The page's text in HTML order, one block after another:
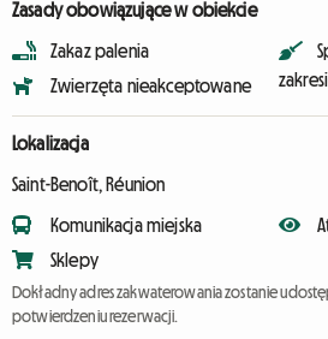
Zasady obowiązujące w obiekcie
Zakaz palenia
Zwierzęta nieakceptowane
Lokalizacja
Saint-Benoît, Réunion
Komunikacja miejska
Sklepy
Dokładny adres zakwaterowania zostanie
potwierdzeniu rezerwacji.